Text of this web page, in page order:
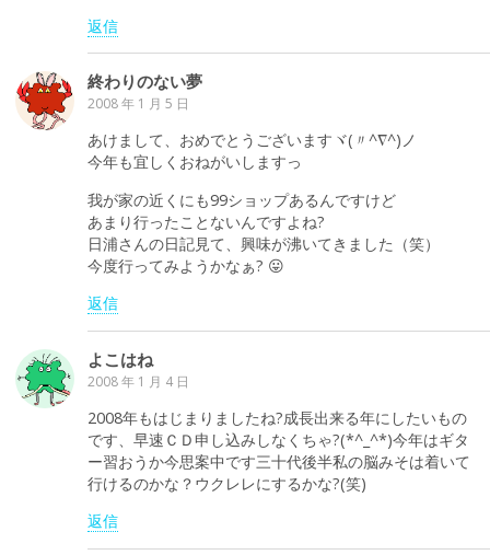
返信
終わりのない夢
2008 年 1 月 5 日
あけまして、おめでとうございますヾ(〃^∇^)ノ
今年も宜しくおねがいしますっ
我が家の近くにも99ショップあるんですけど
あまり行ったことないんですよね?
日浦さんの日記見て、興味が沸いてきました（笑）
今度行ってみようかなぁ? 😛
返信
よこはね
2008 年 1 月 4 日
2008年もはじまりましたね?成長出来る年にしたいもの
です、早速ＣＤ申し込みしなくちゃ?(*^_^*)今年はギタ
ー習おうか今思案中です三十代後半私の脳みそは着いて
行けるのかな？ウクレレにするかな?(笑)
返信